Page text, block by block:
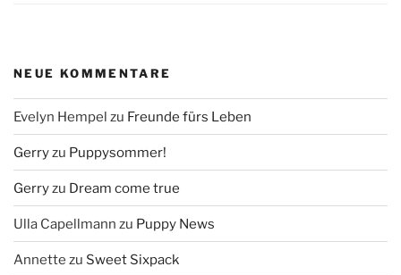
NEUE KOMMENTARE
Evelyn Hempel zu Freunde fürs Leben
Gerryzu Puppysommer!
Gerryzu Dream come true
Ulla Capellmann zu Puppy News
Annette zu Sweet Sixpack